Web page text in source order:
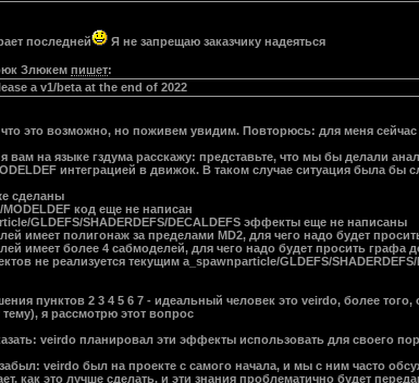
последней Я не запрещаю заказчику надеяться
Злюкем пишет:
a v1/beta at the end of 2022
это возможно, но поживем увидим. Повторюсь: для меня
вам на языке гздума расскажу: представьте, что мы бы делали
интеграцией в движок. В таком случае ситуация была бы
сделаны
MODELDEF код еще не написан
GLDEFS/SHADERDEFS/DECALDEFS эффекты еще не написаны
имеет полигонаж за пределами MD2, для чего надо будет
имеет более 4 сабмоделей, для чего надо будет просить графа
не реализуется текущим a_spawnparticle/GLDEFS/
пунктов 2 3 4 5 6 7 - идеальный человек это veirdo, более
тему), я рассмотрю этот вопрос
veirdo планировал эти эффекты использовать для своего
veirdo был на проекте с самого начала, и мы с ним часто
как это лучше сделать, и эти знания проблематично будет